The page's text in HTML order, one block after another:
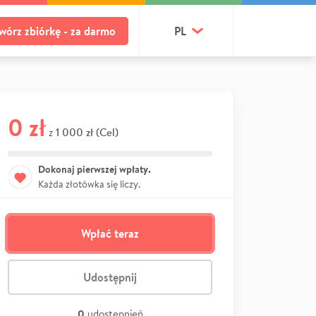
zbiórkę - za darmo PL
0 zł z 1 000 zł (Cel)
Dokonaj pierwszej wpłaty.
Każda złotówka się liczy.
Wpłać teraz
Udostępnij